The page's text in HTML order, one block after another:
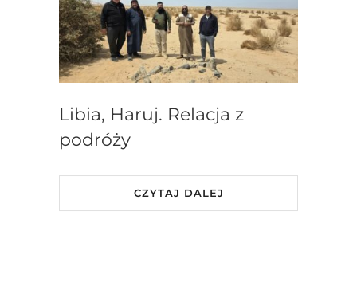
Libia, Haruj. Relacja z
podróży
CZYTAJ DALEJ